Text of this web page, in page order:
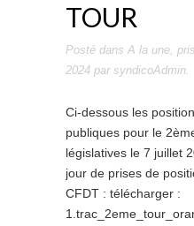
TOUR
Posté dans A la une,
2024 par syndicoAdmin.
Ci-dessous les
publiques pour le
législatives le 7 juillet
jour de prises de
CFDT : télécharger :